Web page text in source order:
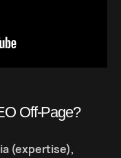
Off-Page?
(expertise),